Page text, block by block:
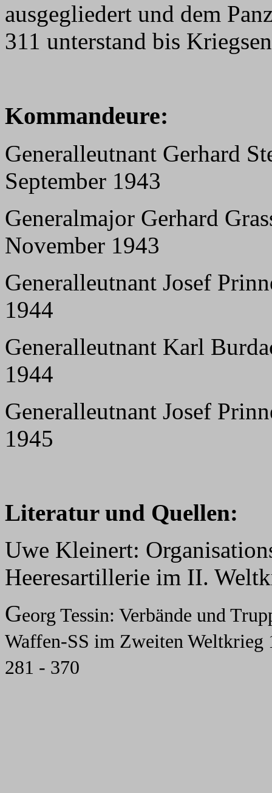
ausgegliedert und dem
311 unterstand bis
Kommandeure:
Generalleutnant Gerhard
September 1943
Generalmajor Gerhard
November 1943
Generalleutnant Josef
1944
Generalleutnant Karl
1944
Generalleutnant Josef
1945
Literatur und Quellen:
Uwe Kleinert:
Heeresartillerie im II.
Georg Tessin: Verbände und
Waffen-SS im Zweiten
281 - 370